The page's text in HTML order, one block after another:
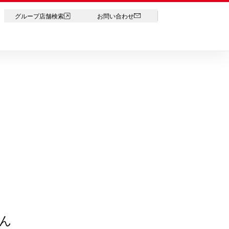
グループ店舗検索 お問い合わせ